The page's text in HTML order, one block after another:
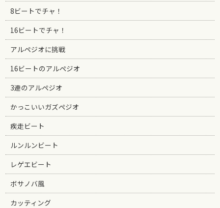
8ビートでチャ！
16ビートでチャ！
アルペジオに挑戦
16ビートのアルペジオ
3連のアルペジオ
かっこいいガズペジオ
疾走ビート
ルンルンビート
レゲエビート
ボサノバ風
カッティング